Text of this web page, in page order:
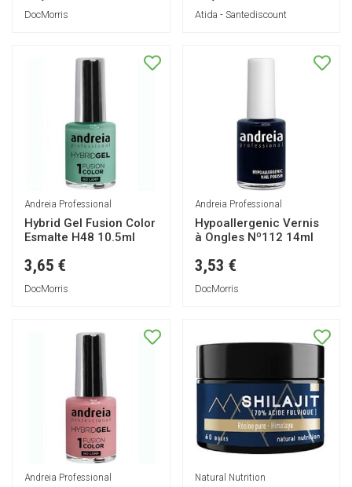
DocMorris Atida - Santediscount
Andreia Professional
Hybrid Gel Fusion Color
Esmalte H48 10.5ml
3,65 €
DocMorris
Andreia Professional
Hypoallergenic Vernis
à Ongles Nº112 14ml
3,53 €
DocMorris
Andreia Professional Natural Nutrition